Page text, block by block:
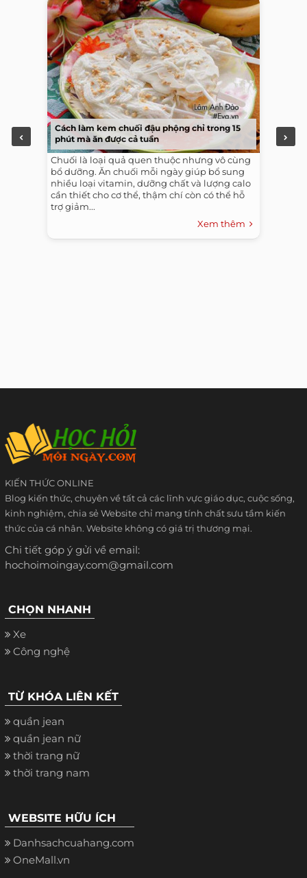
Cách làm kem chuối đậu phộng chỉ trong 15
phút mà ăn được cả tuần
Chuối là loại quả quen thuộc nhưng vô cùng
bổ dưỡng. Ăn chuối mỗi ngày giúp bổ sung
nhiều loại vitamin, dưỡng chất và lượng calo
cần thiết cho cơ thể, thậm chí còn có thể hỗ
trợ giảm...
Xem thêm
KIẾN THỨC ONLINE
Blog kiến thức, chuyên về tất cả các lĩnh vực giáo dục, cuộc sống,
kinh nghiệm, chia sẻ Website chỉ mang tính chất sưu tầm kiến
thức của cá nhân. Website không có giá trị thương mại.
Chi tiết góp ý gửi về email:
hochoimoingay.com@gmail.com
CHỌN NHANH
Xe
Công nghệ
TỪ KHÓA LIÊN KẾT
quần jean
quần jean nữ
thời trang nữ
thời trang nam
WEBSITE HỮU ÍCH
Danhsachcuahang.com
OneMall.vn